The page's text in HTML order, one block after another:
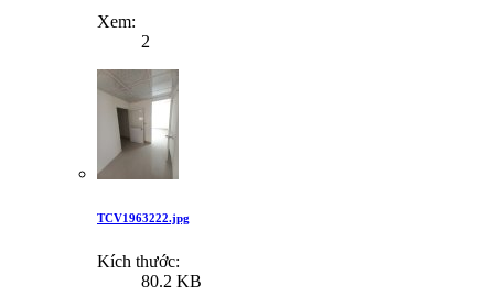
Xem:
2
TCV1963222.jpg
Kích thước:
80.2 KB